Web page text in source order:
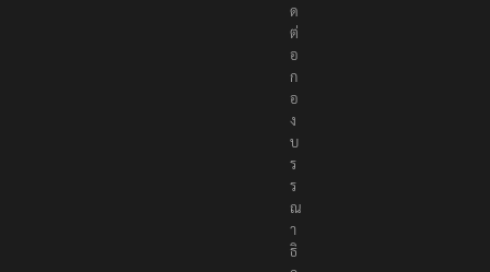
ด
ต่
อ
ก
อ
ง
บ
ร
ร
ณ
า
ธิ